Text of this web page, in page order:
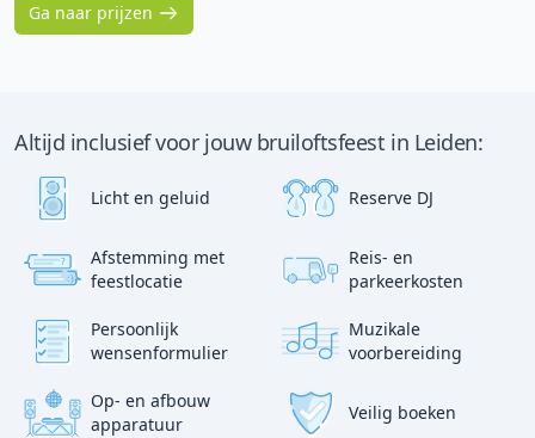
Ga naar prijzen
Altijd inclusief voor jouw bruiloftsfeest in Leiden:
Licht en geluid Reserve DJ
?
:)
Afstemming met
feestlocatie
p
Reis- en
parkeerkosten
Persoonlijk
wensenformulier
Muzikale
voorbereiding
Op- en afbouw
apparatuur
Veilig boeken